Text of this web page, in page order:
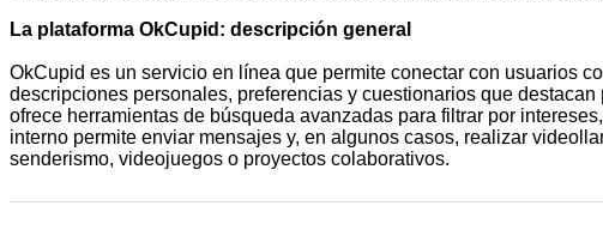
La plataforma OkCupid: descripción general
OkCupid es un servicio en línea que permite conectar con usuarios
descripciones personales, preferencias y cuestionarios que
ofrece herramientas de búsqueda avanzadas para filtrar por
interno permite enviar mensajes y, en algunos casos, realizar
senderismo, videojuegos o proyectos colaborativos.